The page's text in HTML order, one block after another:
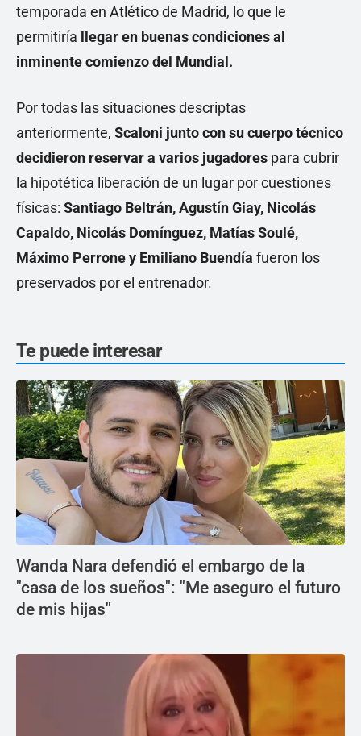
temporada en Atlético de Madrid, lo que le
permitiría llegar en buenas condiciones al
inminente comienzo del Mundial.
Por todas las situaciones descriptas
anteriormente, Scaloni junto con su cuerpo técnico
decidieron reservar a varios jugadores para cubrir
la hipotética liberación de un lugar por cuestiones
físicas: Santiago Beltrán, Agustín Giay, Nicolás
Capaldo, Nicolás Domínguez, Matías Soulé,
Máximo Perrone y Emiliano Buendía fueron los
preservados por el entrenador.
Te puede interesar
Wanda Nara defendió el embargo de la
"casa de los sueños": "Me aseguro el futuro
de mis hijas"